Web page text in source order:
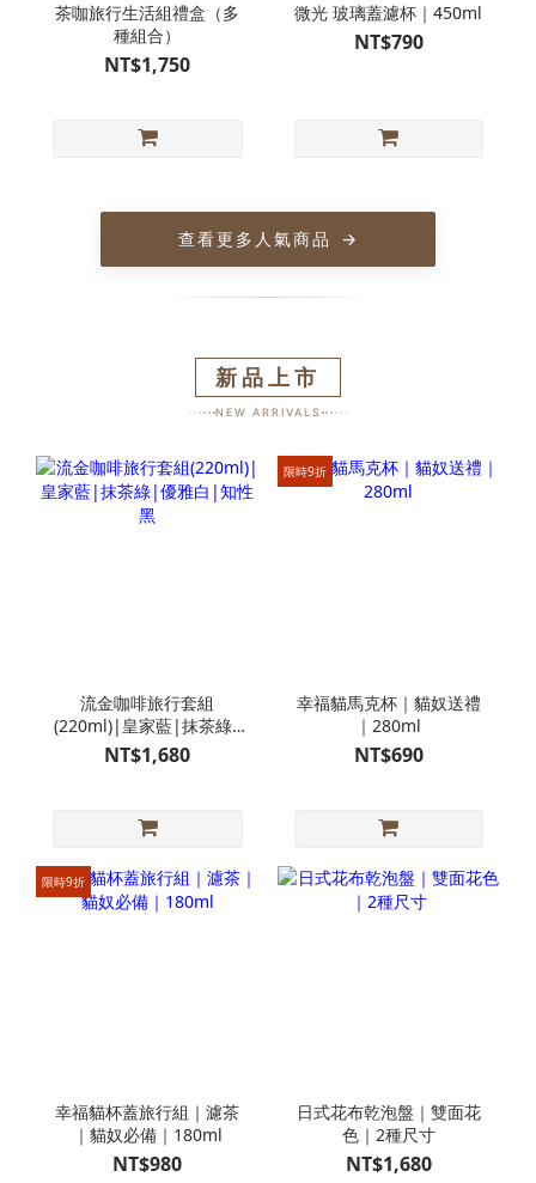
茶咖旅行生活組禮盒（多
種組合）
NT$1,750
微光 玻璃蓋濾杯｜450ml
NT$790
查看更多人氣商品 →
新品上市
NEW ARRIVALS
流金咖啡旅行套組
(220ml)|皇家藍|抹茶綠|
優雅白|知性黑
NT$1,680
限時9折
幸福貓馬克杯｜貓奴送禮
｜280ml
NT$690
限時9折
幸福貓杯蓋旅行組｜濾茶
｜貓奴必備｜180ml
NT$980
日式花布乾泡盤｜雙面花
色｜2種尺寸
NT$1,680